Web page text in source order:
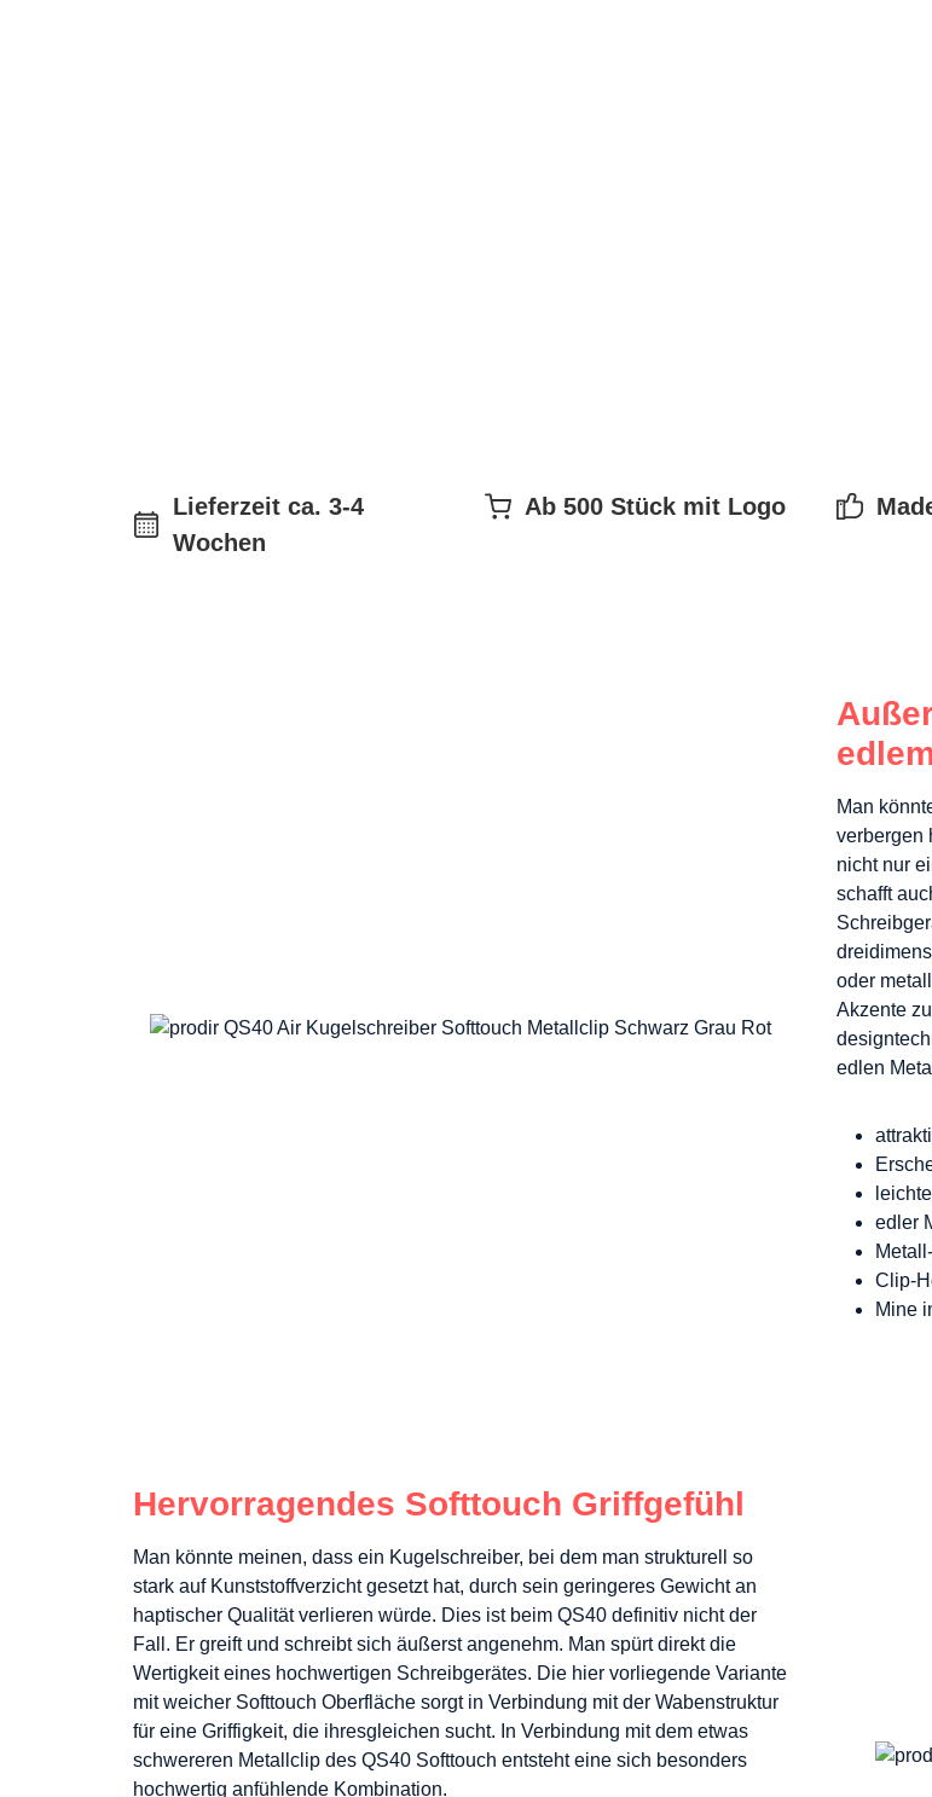
Lieferzeit ca. 3-4
Wochen
Ab 500 Stück mit Logo
Man
verbergen
nicht nur
schafft
oder
Akzente
edlen
edler
Clip-
Mine
Hervorragendes Softtouch Griffgefühl
Man könnte meinen, dass ein Kugelschreiber, bei dem man strukturell so
stark auf Kunststoffverzicht gesetzt hat, durch sein geringeres Gewicht an
haptischer Qualität verlieren würde. Dies ist beim QS40 definitiv nicht der
Fall. Er greift und schreibt sich äußerst angenehm. Man spürt direkt die
Wertigkeit eines hochwertigen Schreibgerätes. Die hier vorliegende Variante
mit weicher Softtouch Oberfläche sorgt in Verbindung mit der Wabenstruktur
für eine Griffigkeit, die ihresgleichen sucht. In Verbindung mit dem etwas
schwereren Metallclip des QS40 Softtouch entsteht eine sich besonders
hochwertig anfühlende Kombination.